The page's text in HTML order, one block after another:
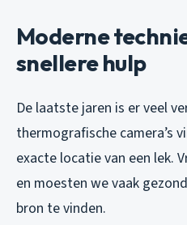
Moderne
snellere hulp
De laatste jaren is er veel
thermografische camera’s
exacte locatie van een lek.
en moesten we vaak
bron te vinden.